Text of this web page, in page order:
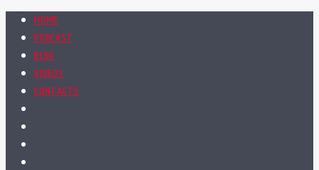
HOME
PODCAST
BLOG
VIDEOS
CONTACTS